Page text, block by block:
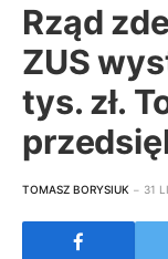
Rząd
ZUS
tys. zł.
TOMASZ BORYSIUK 31